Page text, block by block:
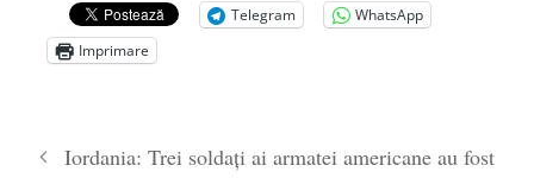
Telegram
WhatsApp
Imprimare
Iordania: Trei soldați ai armatei americane au fost